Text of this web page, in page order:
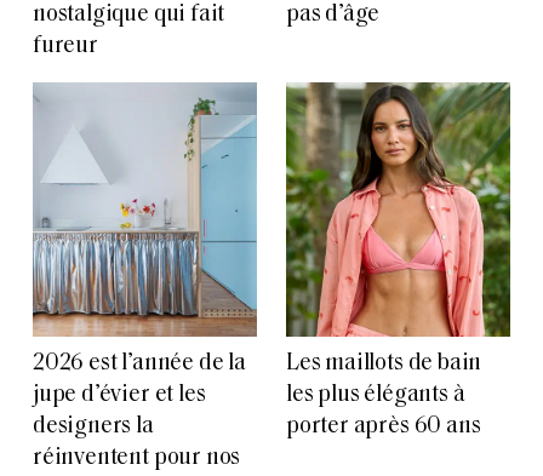
nostalgique qui fait
fureur
pas d’âge
2026 est l’année de la
jupe d’évier et les
designers la
réinventent pour nos
Les maillots de bain
les plus élégants à
porter après 60 ans